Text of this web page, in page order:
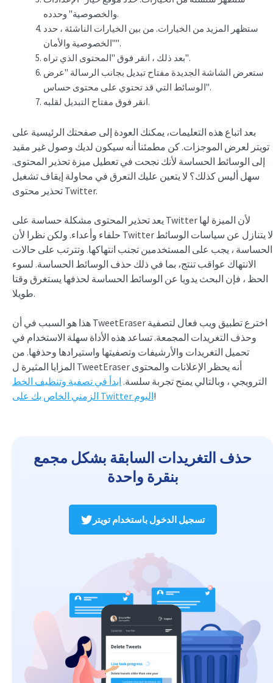
والخصوصية" وحدده.
ستظهر المزيد من الخيارات. من بين الخيارات الناشئة ، حدد
"الخصوصية والأمان".
بعد ذلك ، انقر فوق "المحتوى الذي تراه".
ستعرض الشاشة الجديدة مفتاح تبديل بجانب الرسالة "عرض
الوسائط التي قد تحتوي على محتوى حساس".
انقر فوق مفتاح التبديل لقلبه.
بعد اتباع هذه التعليمات، يمكنك العودة إلى صفحتك الرئيسية على
تويتر لعرض الموجزات. كن مطمئنا أنه سيكون لديك وصول غير مقيد
إلى الوسائط الحساسة لأنك نجحت في تعطيل ميزة تحذير المحتوى.
سهل أليس كذلك؟ لا يتعين عليك التعرق في محاولة إيقاف تشغيل
تحذير محتوى Twitter.
يعد تحذير المحتوى مشكلة حساسة على Twitter لأن الميزة لها
حلفاء وأعداء. ولكن نظرا لأن Twitter لا يتنازل عن سياسات الوسائط
الحساسة ، يجب على المستخدمين تجنب انتهاكها. وتترتب على حالات
الانتهاك عواقب تنتج، بما في ذلك حذف الوسائط الحساسة. لسوء
الحظ ، فإن البحث يدويا عن الوسائط الحساسة لحذفها يستغرق وقتا
طويلا.
هذا هو السبب في أن TweetEraser اخترع تطبيق ويب فعال لتصفية
وحذف التغريدات المجمعة. تساعد هذه الأداة سهلة الاستخدام في
تحميل التغريدات والأرشيفات وتصفيتها واستيرادها وحذفها. من
المزايا المثيرة ل TweetEraser أنه يحظر الإعلانات والمحتوى
الترويجي ، وبالتالي يمنح تجربة سلسة. ابدأ في تصفية وتنظيف الخط
الزمني الخاص بك على Twitter اليوم!
حذف التغريدات السابقة بشكل مجمع
بنقرة واحدة
تسجيل الدخول باستخدام تويتر